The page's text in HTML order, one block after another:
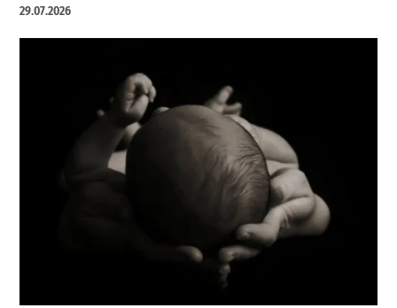
29.07.2026